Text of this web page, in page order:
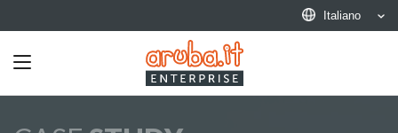
Italiano
Toggle